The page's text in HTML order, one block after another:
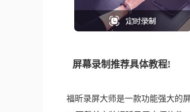
屏幕录制推荐具体教程!
福昕录屏大师是一款功能强大的